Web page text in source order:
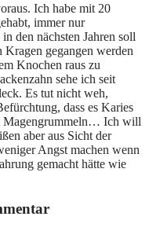
Ich habe mit 20
immer nur
den nächsten Jahren soll
Kragen gegangen werden
Knochen raus zu
sehe ich seit
Es tut nicht weh,
dass es Karies
Magengrummeln… Ich will
aber aus Sicht der
Angst machen wenn
gemacht hätte wie